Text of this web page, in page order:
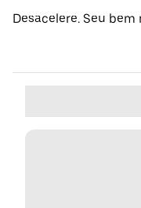
Desacelere. Seu bem